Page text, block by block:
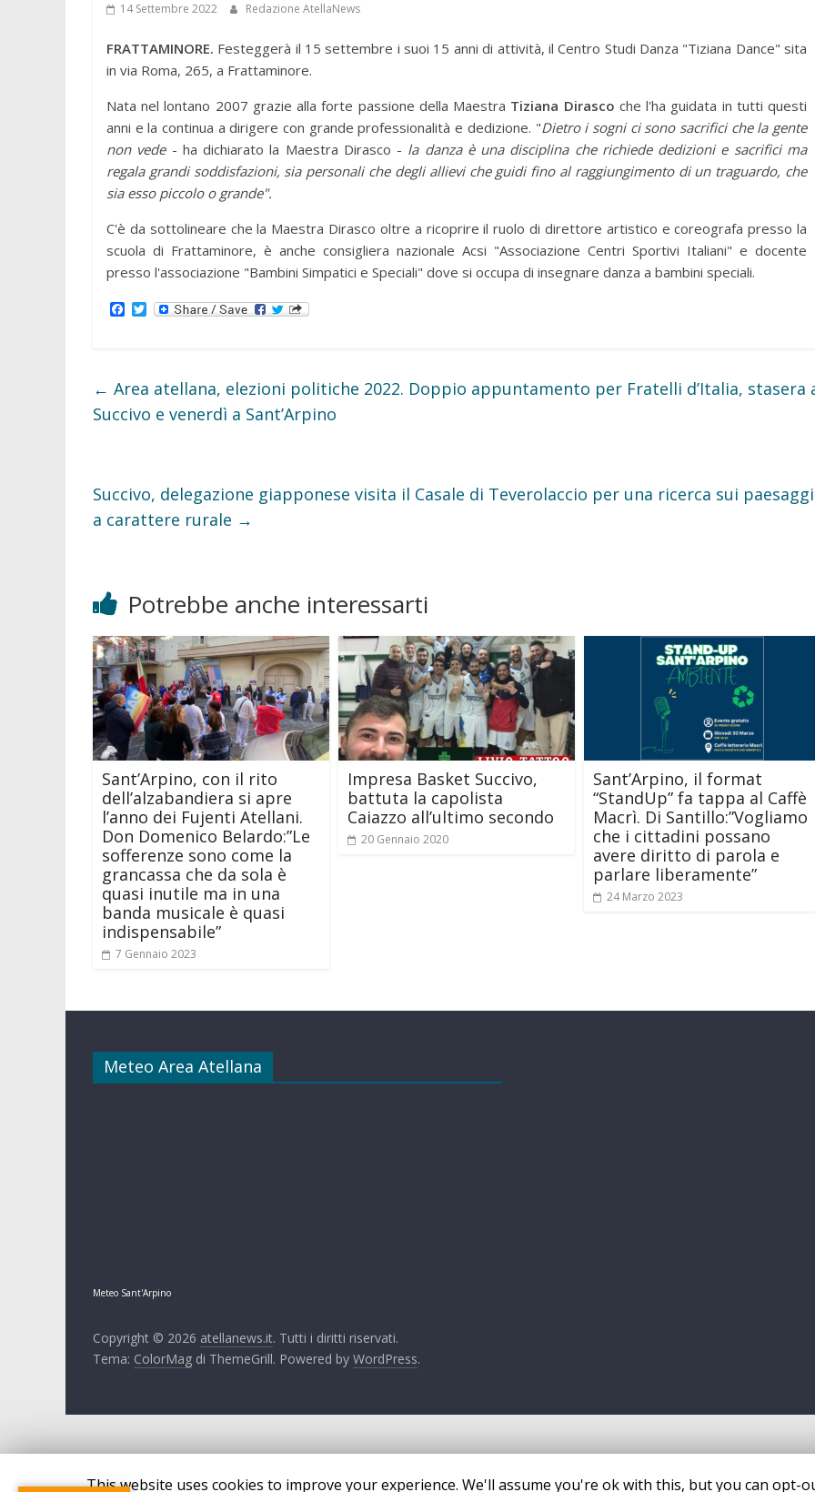
14 Settembre 2022 Redazione AtellaNews
FRATTAMINORE. Festeggerà il 15 settembre i suoi 15 anni di attività, il Centro Studi Danza "Tiziana Dance" sita
in via Roma, 265, a Frattaminore.
Nata nel lontano 2007 grazie alla forte passione della Maestra Tiziana Dirasco che l'ha guidata in tutti questi
anni e la continua a dirigere con grande professionalità e dedizione. "Dietro i sogni ci sono sacrifici che la gente
non vede- ha dichiarato la Maestra Dirasco - la danza è una disciplina che richiede dedizioni e sacrifici ma
regala grandi soddisfazioni, sia personali che degli allievi che guidi fino al raggiungimento di un traguardo, che
sia esso piccolo o grande".
C'è da sottolineare che la Maestra Dirasco oltre a ricoprire il ruolo di direttore artistico e coreografa presso la
scuola di Frattaminore, è anche consigliera nazionale Acsi "Associazione Centri Sportivi Italiani" e docente
presso l'associazione "Bambini Simpatici e Speciali" dove si occupa di insegnare danza a bambini speciali.
o
o
k
T
e
r
← Area atellana, elezioni politiche 2022. Doppio appuntamento per Fratelli d’Italia, stasera
Succivo e venerdì a Sant’Arpino
Succivo, delegazione giapponese visita il Casale di Teverolaccio per una ricerca sui paesaggi
a carattere rurale →
Potrebbe anche interessarti
Sant’Arpino, con il rito
dell’alzabandiera si apre
l’anno dei Fujenti Atellani.
Don Domenico Belardo:”Le
sofferenze sono come la
grancassa che da sola è
quasi inutile ma in una
banda musicale è quasi
indispensabile”
7 Gennaio 2023
Impresa Basket Succivo,
battuta la capolista
Caiazzo all’ultimo secondo
20 Gennaio 2020
Sant’Arpino, il format
“StandUp” fa tappa al Caffè
Macrì. Di Santillo:”Vogliamo
che i cittadini possano
avere diritto di parola e
parlare liberamente”
24 Marzo 2023
Meteo Area Atellana
Meteo Sant'Arpino
Copyright © 2026 atellanews.it. Tutti i diritti riservati.
Tema: ColorMag di ThemeGrill. Powered by WordPress.
This website uses cookies to improve your experience. We'll assume you're ok with this, but you can opt-